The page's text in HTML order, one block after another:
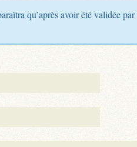
qu’après avoir été validée par